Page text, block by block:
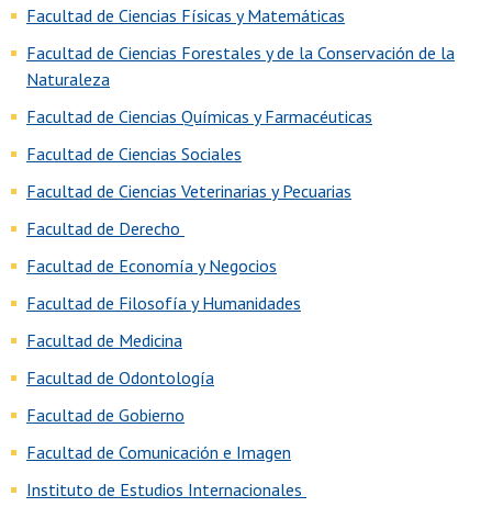
Facultad de Ciencias Físicas y Matemáticas
Facultad de Ciencias Forestales y de la Conservación de la
Naturaleza
Facultad de Ciencias Químicas y Farmacéuticas
Facultad de Ciencias Sociales
Facultad de Ciencias Veterinarias y Pecuarias
Facultad de Derecho
Facultad de Economía y Negocios
Facultad de Filosofía y Humanidades
Facultad de Medicina
Facultad de Odontología
Facultad de Gobierno
Facultad de Comunicación e Imagen
Instituto de Estudios Internacionales